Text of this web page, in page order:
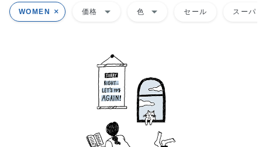
WOMEN 価格 arrow_drop_down 色 arrow_drop_down セール スーパ